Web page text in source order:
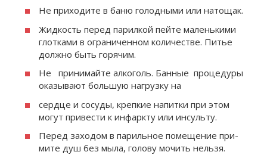
Не приходите в баню голод­ными или натощак.
Жидкость перед парилкой пейте маленькими
глотками в ограниченном количестве. Питье
должно быть горячим.
Не принимайте алкоголь. Банные процедуры
оказы­вают большую нагрузку на
сердце и сосуды, крепкие напитки при этом
могут привести к инфаркту или инсульту.
Перед заходом в па­рильное помещение при­
мите душ без мыла, го­лову мочить нельзя.